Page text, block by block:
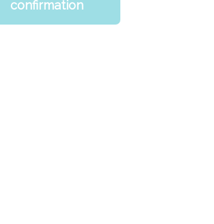
confirmation